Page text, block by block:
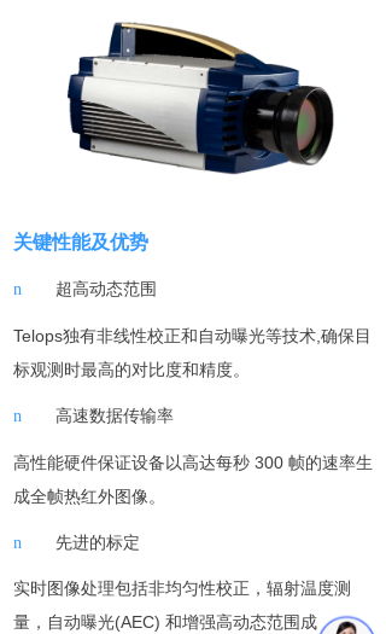
关键性能及优势
n 超高动态范围
Telops独有非线性校正和自动曝光等技术 确保目
标观测 时最高的对比度和精度。
n 高速数据传输率
高性能硬件保证设备以高达每秒 300 帧的速率生
成全帧热红外图像。
n 先进的标定
实时图像处理包括非均匀性校正 ， 辐射温度测
量 ， 自动曝光(AEC) 和增强高动态范围成